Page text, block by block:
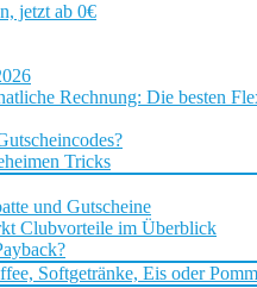
jetzt ab 0€
Rechnung: Die besten
Tricks
und Gutscheine
Clubvorteile im Überblick
Softgetränke, Eis oder